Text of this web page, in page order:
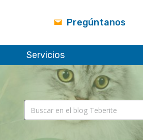
Pregúntanos
Servicios